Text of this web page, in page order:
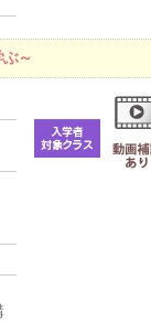
～